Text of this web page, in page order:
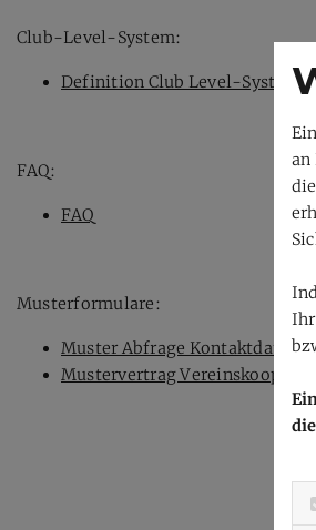
Club-Level-System:
Definition Club Level-System
FAQ:
FAQ
Musterformulare:
Muster Abfrage Kontaktdaten
Mustervertrag
an